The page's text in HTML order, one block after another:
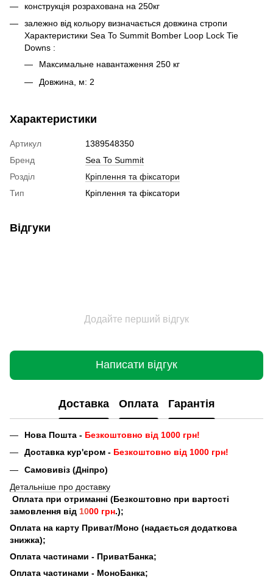
конструкція розрахована на 250кг
залежно від кольору визначається довжина стропи
Характеристики Sea To Summit Bomber Loop Lock Tie
Downs :
Максимальне навантаження 250 кг
Довжина, м: 2
Характеристики
Артикул
1389548350
Бренд
Sea To Summit
Розділ
Кріплення та фіксатори
Тип
Кріплення та фіксатори
Відгуки
Додайте перший відгук
Написати відгук
Доставка Оплата Гарантія
Нова Пошта - Безкоштовно від 1000 грн!
Доставка кур'єром - Безкоштовно від 1000 грн!
Самовивіз (Дніпро)
Детальніше про доставку
Оплата при отриманні (Безкоштовно при вартості
замовлення від 1000 грн.);
Оплата на карту Приват/Моно (надається додаткова
знижка);
Оплата частинами - ПриватБанка;
Оплата частинами - МоноБанка;